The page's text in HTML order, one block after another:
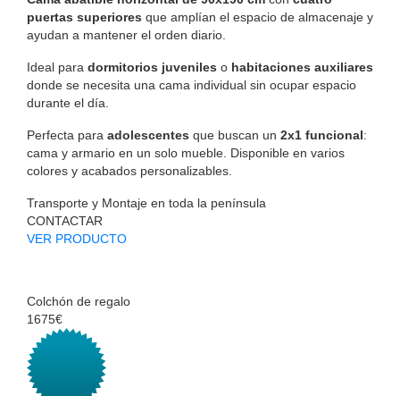
puertas superiores que amplían el espacio de almacenaje y
ayudan a mantener el orden diario.
Ideal para dormitorios juveniles o habitaciones auxiliares
donde se necesita una cama individual sin ocupar espacio
durante el día.
Perfecta para adolescentes que buscan un 2x1 funcional:
cama y armario en un solo mueble. Disponible en varios
colores y acabados personalizables.
Transporte y Montaje en toda la península
CONTACTAR
VER PRODUCTO
Colchón de regalo
1675€